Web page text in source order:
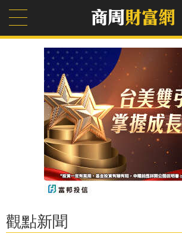
觀點新聞